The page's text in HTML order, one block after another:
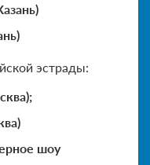
эстрады:
шоу